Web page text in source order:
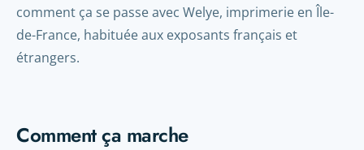
comment ça se passe avec Welye, imprimerie en Île-
de-France, habituée aux exposants français et
étrangers.
Comment ça marche